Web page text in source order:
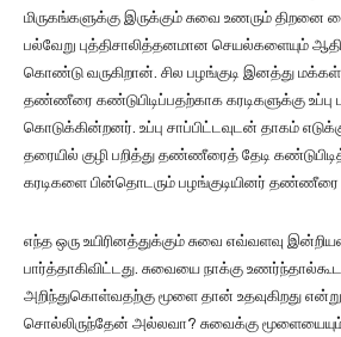
மிருகங்களுக்கு இருக்கும் சுவை உணரும்
பல்வேறு புத்திசாலித்தனமான செயல்களையும்
கொண்டு வருகிறான். சில பழங்குடி இனத்து மக்கள்
தண்ணீரை கண்டுபிடிப்பதற்காக கரடிகளுக்கு
கொடுக்கின்றனர். உப்பு சாப்பிட்டவுடன் தாகம்
தரையில் குழி பறித்து தண்ணீரைத் தேடி
கரடிகளை பின்தொடரும் பழங்குடியினர் தண்ணீரை
எந்த ஒரு உயிரினத்துக்கும் சுவை எவ்வளவு
பார்த்தாகிவிட்டது. சுவையை நாக்கு
அறிந்துகொள்வதற்கு மூளை தான் உதவுகிறது
சொல்லிருந்தேன் அல்லவா? சுவைக்கு